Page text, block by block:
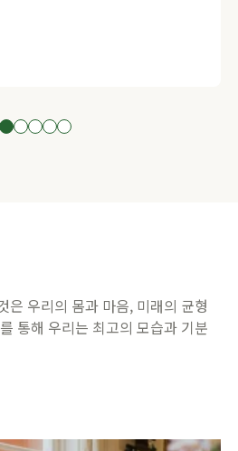
은 우리의 몸과 마음, 미래의 균형
통해 우리는 최고의 모습과 기분